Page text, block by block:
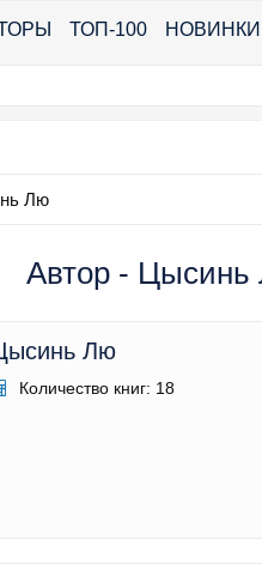
ТОП-100 НОВИНКИ
Лю
Автор - Цысинь
Лю
Количество книг: 18